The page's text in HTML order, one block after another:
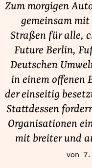
Lobbyismus und Klima
Macht der Digitalkonzerne
Spenden & Fördern
Fördermitglied werden
Jetzt Spenden
Geschenkspende
Bußgelder und
Projektspende
Testamentsspende
Zum morgigen
gemeinsam
Straßen für alle,
Future Berlin,
Deutschen
in einem offenen
der einseitig
Stattdessen
Organisationen
mit breiter und
von 7.